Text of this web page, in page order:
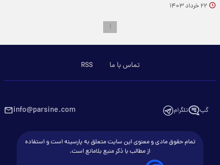
۲۲ خرداد ۱۴۰۳
۱
تماس با ما RSS
گپ تلگرام info@parsine.com
تمام حقوق مادی و معنوی این سایت متعلق به پارسینه است و استفاده
از مطالب با ذکر منبع بلامانع است.